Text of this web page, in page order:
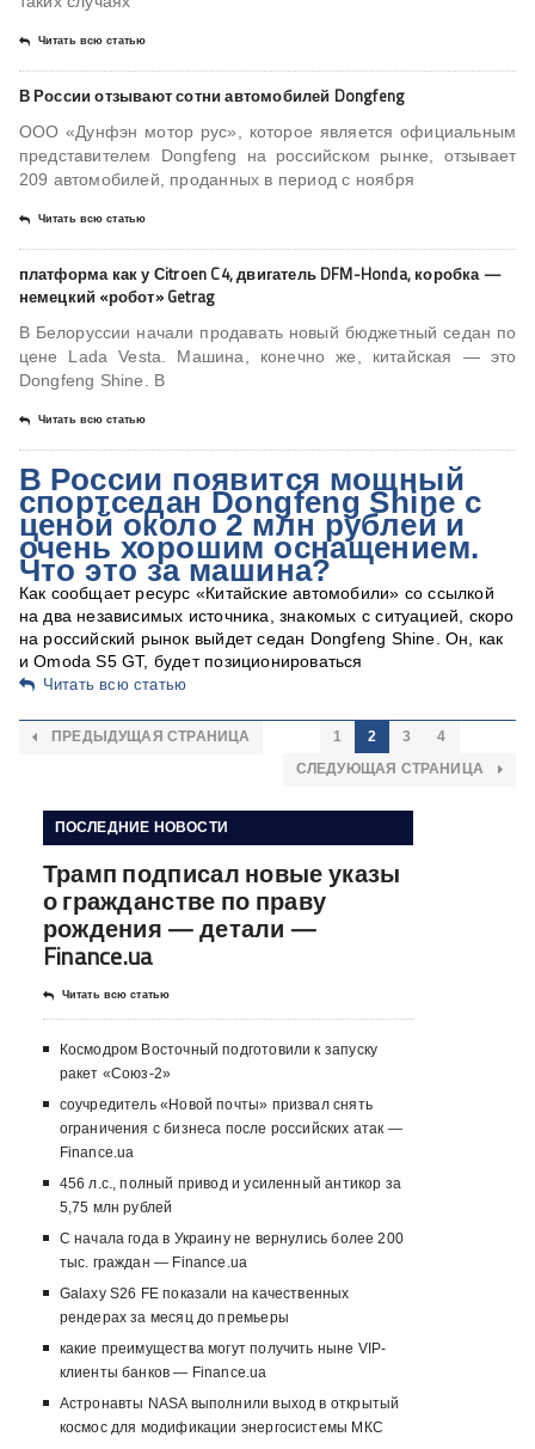
Читать всю статью
В России отзывают сотни автомобилей Dongfeng
ООО «Дунфэн мотор рус», которое является официальным
представителем Dongfeng на российском рынке, отзывает
209 автомобилей, проданных в период с ноября
Читать всю статью
платформа как у Сitroen C4, двигатель DFM-Honda, коробка —
немецкий «робот» Getrag
В Белоруссии начали продавать новый бюджетный седан по
цене Lada Vesta. Машина, конечно же, китайская — это
Dongfeng Shine. В
Читать всю статью
В России появится мощный
спортседан Dongfeng Shine с
ценой около 2 млн рублей и
очень хорошим оснащением.
Что это за машина?
Как сообщает ресурс «Китайские автомобили» со ссылкой
на два независимых источника, знакомых с ситуацией, скоро
на российский рынок выйдет седан Dongfeng Shine. Он, как
и Omoda S5 GT, будет позиционироваться
Читать всю статью
ПРЕДЫДУЩАЯ СТРАНИЦА 1 2 3
4
СЛЕДУЮЩАЯ СТРАНИЦА
ПОСЛЕДНИЕ НОВОСТИ
Трамп подписал новые указы
о гражданстве по праву
рождения — детали —
Finance.ua
Читать всю статью
Космодром Восточный подготовили к запуску
ракет «Союз-2»
соучредитель «Новой почты» призвал снять
ограничения с бизнеса после российских атак —
Finance.ua
456 л.с., полный привод и усиленный антикор за
5,75 млн рублей
С начала года в Украину не вернулись более 200
тыс. граждан — Finance.ua
Galaxy S26 FE показали на качественных
рендерах за месяц до премьеры
какие преимущества могут получить ныне VIP-
клиенты банков — Finance.ua
Астронавты NASA выполнили выход в открытый
космос для модификации энергосистемы МКС